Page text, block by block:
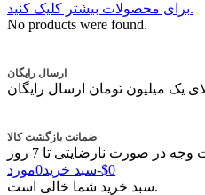
برای محصولات بیشتر کلیک کنید.
No products were found.
ارسال رایگان
یک میلیون تومان ارسال رایگان
ضمانت بازگشت کالا
در صورت نارضایتی تا 7 روز
سبد خرید0مورد -‎$0
سبد خرید شما خالی است.